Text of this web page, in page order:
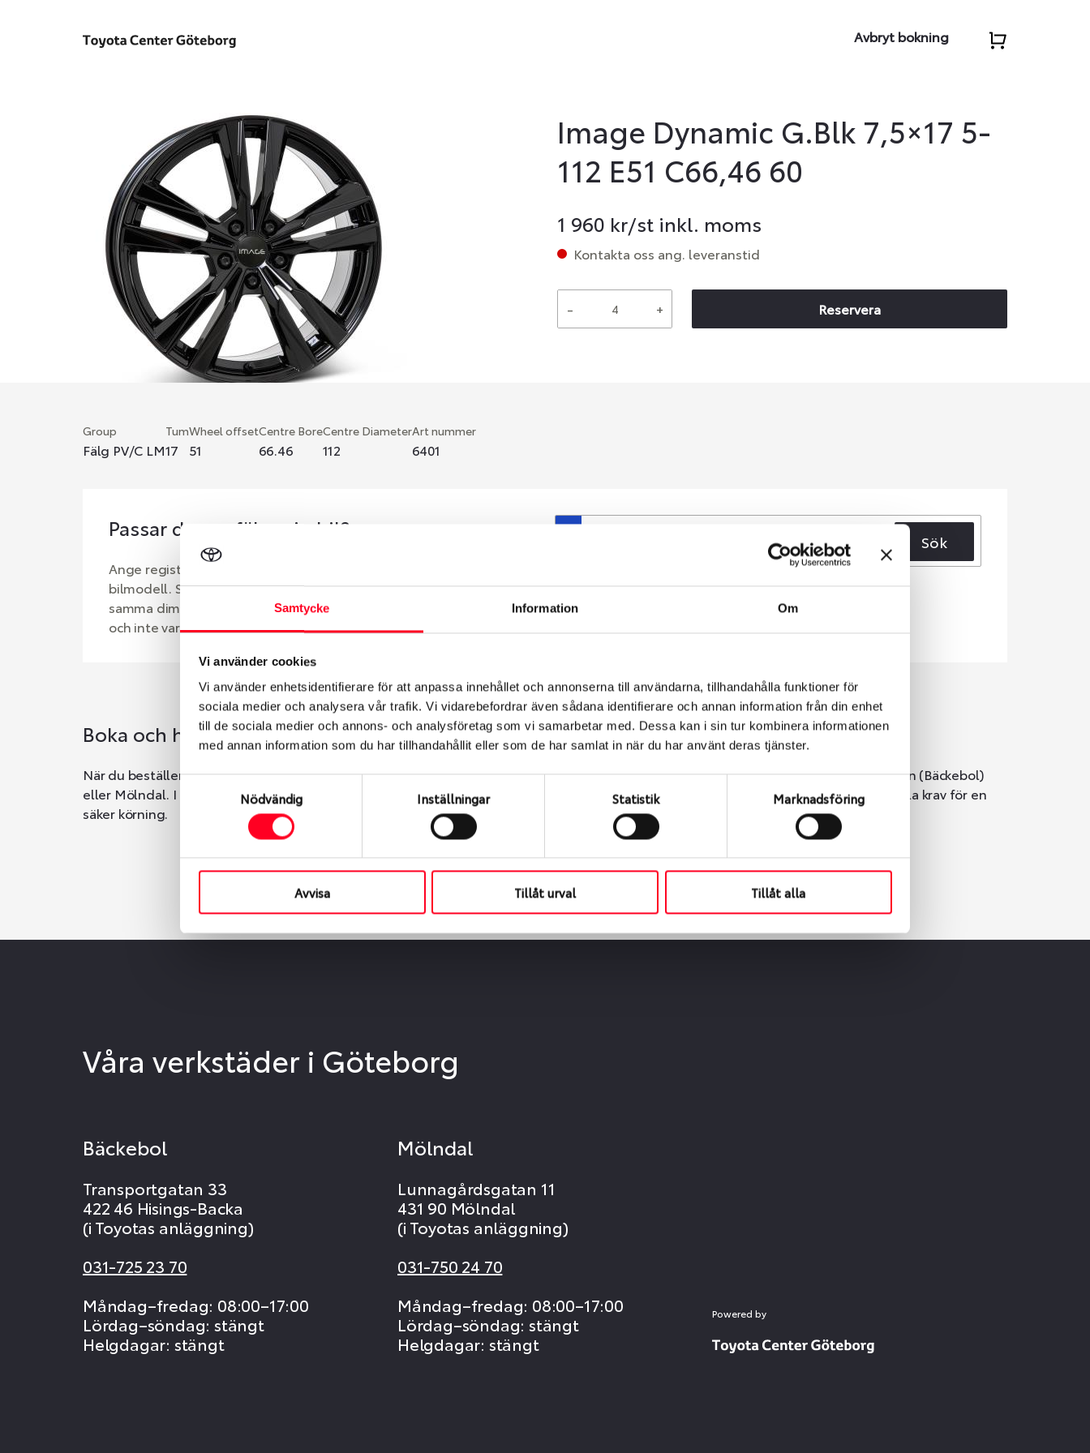
Samtycke Information Om
Vi använder cookies
Vi använder enhetsidentifierare för att anpassa innehållet och annonserna till användarna, tillhandahålla funktioner för
sociala medier och analysera vår trafik. Vi vidarebefordrar även sådana identifierare och annan information från din enhet
till de sociala medier och annons- och analysföretag som vi samarbetar med. Dessa kan i sin tur kombinera informationen
med annan information som du har tillhandahållit eller som de har samlat in när du har använt deras tjänster.
Samtyckesval
Nödvändig Inställningar Statistik Marknadsföring
Avvisa Tillåt urval Tillåt alla
Avbryt bokning
Image Dynamic G.Blk 7,5×17 5-
112 E51 C66,46 60
1 960 kr/st inkl. moms
Kontakta oss ang. leveranstid
- + Reservera
Group
Fälg PV/C LM
Tum
17
Wheel offset
51
Centre Bore
66.46
Centre Diameter
112
Art nummer
6401
Passar denna fälg min bil?
Ange registreringsnummer för att se om den fälg du valt passar din
bilmodell. Se till att kolla en extra gång så att däck och fälg har
samma dimensioner. Ibland kan fälgen ha bytts ut under årens lopp
och inte vara samma dimension som bilen hade ut från fabrik.
Sök
Boka och hämta hos Däckspecialen
När du beställer dina nya däck eller fälgar hos oss levereras de direkt till någon av våra däckverkstäder i Göteborg. Välj mellan Hisingen (Bäckebol)
eller Mölndal. I beställningen anger du datum och tid för upphämtning eller service. När vi byter dina däck ser vi till att de uppfyller alla krav för en
säker körning.
Våra verkstäder i Göteborg
Bäckebol
Transportgatan 33
422 46 Hisings-Backa
(i Toyotas anläggning)
031-725 23 70
Måndag–fredag: 08:00–17:00
Lördag–söndag: stängt
Helgdagar: stängt
Mölndal
Lunnagårdsgatan 11
431 90 Mölndal
(i Toyotas anläggning)
031-750 24 70
Måndag–fredag: 08:00–17:00
Lördag–söndag: stängt
Helgdagar: stängt
Powered by